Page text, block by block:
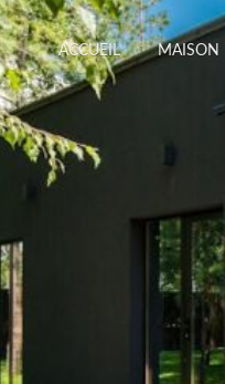
ACCUEIL MAISON